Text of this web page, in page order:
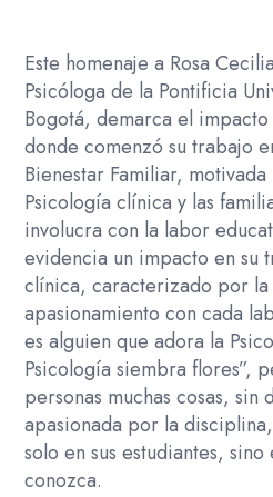
Impulso
a
la
psicología
en
Santander
cantidad
Este homenaje a Rosa
Psicóloga de la Pontificia
Bogotá, demarca el
donde comenzó su trabajo
Bienestar Familiar,
Psicología clínica y las
involucra con la labor
evidencia un impacto en su
clínica, caracterizado por
apasionamiento con cada
es alguien que adora la
Psicología siembra flores”,
personas muchas cosas, sin
apasionada por la
solo en sus estudiantes,
conozca.